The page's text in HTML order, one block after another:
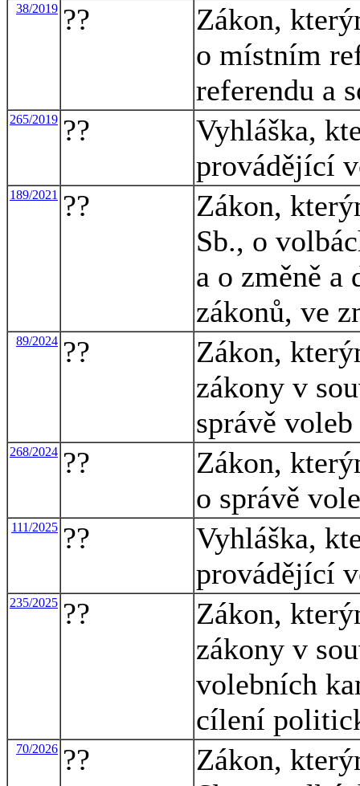
38/2019 ??
Zákon,
o místním
referendu a
265/2019 ??
Vyhláška,
provádějící
189/2021 ??
Zákon,
Sb., o
a o změně a
zákonů, ve
89/2024 ??
Zákon,
zákony v
správě voleb
268/2024 ??
Zákon,
o správě
111/2025 ??
Vyhláška,
provádějící
235/2025 ??
Zákon,
zákony v
volebních
cílení
70/2026 ??
Zákon,